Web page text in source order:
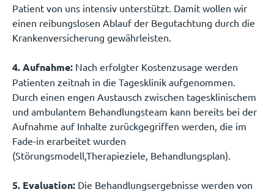
Patient von uns intensiv unterstützt. Damit wollen wir
einen reibungslosen Ablauf der Begutachtung durch die
Krankenversicherung gewährleisten.
4. Aufnahme: Nach erfolgter Kostenzusage werden
Patienten zeitnah in die Tagesklinik aufgenommen.
Durch einen engen Austausch zwischen tagesklinischem
und ambulantem Behandlungsteam kann bereits bei der
Aufnahme auf Inhalte zurückgegriffen werden, die im
Fade-in erarbeitet wurden
(Störungsmodell,Therapieziele, Behandlungsplan).
5. Evaluation: Die Behandlungsergebnisse werden von